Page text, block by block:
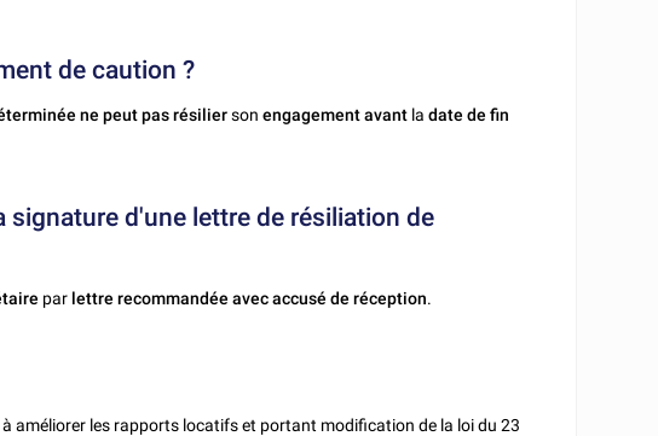
de caution ?
ne peut pas résiliersonengagement avant ladate de fin
d'une lettre de résiliation de
par lettre recommandée avec accusé de réception.
améliorer les rapports locatifs et portant modification de la loi du 23